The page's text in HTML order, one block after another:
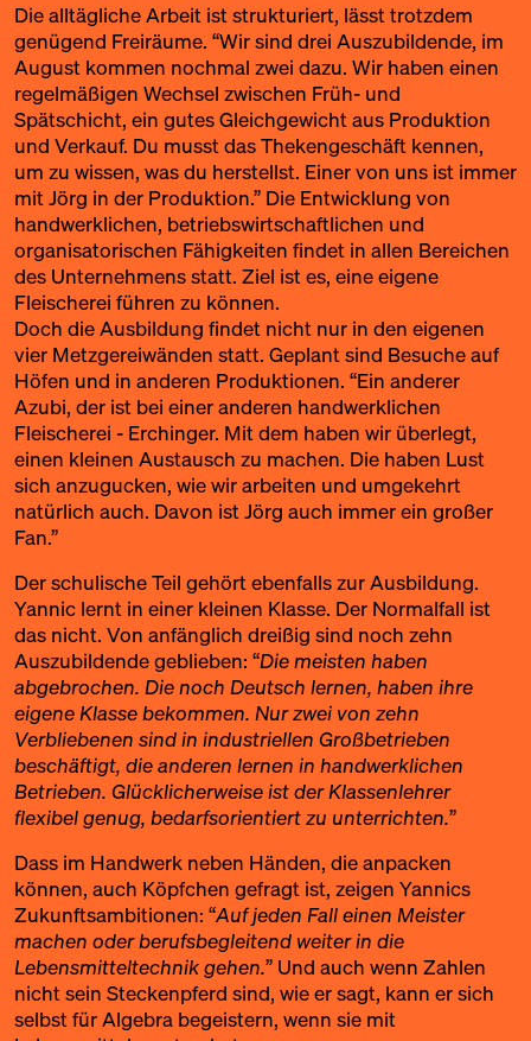
Die alltägliche Arbeit ist strukturiert, lässt trotzdem
genügend Freiräume. “Wir sind drei Auszubildende, im
August kommen nochmal zwei dazu. Wir haben einen
regelmäßigen Wechsel zwischen Früh- und
Spätschicht, ein gutes Gleichgewicht aus Produktion
und Verkauf. Du musst das Thekengeschäft kennen,
um zu wissen, was du herstellst. Einer von uns ist immer
mit Jörg in der Produktion.” Die Entwicklung von
handwerklichen, betriebswirtschaftlichen und
organisatorischen Fähigkeiten findet in allen Bereichen
des Unternehmens statt. Ziel ist es, eine eigene
Fleischerei führen zu können.
Doch die Ausbildung findet nicht nur in den eigenen
vier Metzgereiwänden statt. Geplant sind Besuche auf
Höfen und in anderen Produktionen. “Ein anderer
Azubi, der ist bei einer anderen handwerklichen
Fleischerei - Erchinger. Mit dem haben wir überlegt,
einen kleinen Austausch zu machen. Die haben Lust
sich anzugucken, wie wir arbeiten und umgekehrt
natürlich auch. Davon ist Jörg auch immer ein großer
Fan.”
Der schulische Teil gehört ebenfalls zur Ausbildung.
Yannic lernt in einer kleinen Klasse. Der Normalfall ist
das nicht. Von anfänglich dreißig sind noch zehn
Auszubildende geblieben: “Die meisten haben
abgebrochen. Die noch Deutsch lernen, haben ihre
eigene Klasse bekommen. Nur zwei von zehn
Verbliebenen sind in industriellen Großbetrieben
beschäftigt, die anderen lernen in handwerklichen
Betrieben. Glücklicherweise ist der Klassenlehrer
flexibel genug, bedarfsorientiert zu unterrichten.”
Dass im Handwerk neben Händen, die anpacken
können, auch Köpfchen gefragt ist, zeigen Yannics
Zukunftsambitionen: “Auf jeden Fall einen Meister
machen oder berufsbegleitend weiter in die
Lebensmitteltechnik gehen.” Und auch wenn Zahlen
nicht sein Steckenpferd sind, wie er sagt, kann er sich
selbst für Algebra begeistern, wenn sie mit